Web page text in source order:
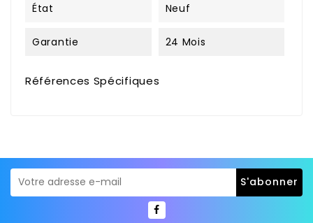
État Neuf
Garantie 24 Mois
Références Spécifiques